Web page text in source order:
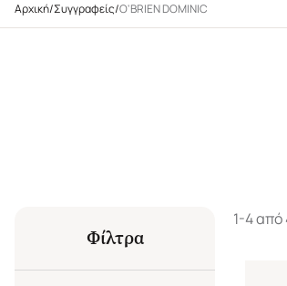
Αρχική/Συγγραφείς/O'BRIEN DOMINIC
Φίλτρα
1-4 από